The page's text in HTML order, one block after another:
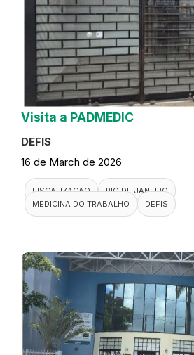
Visita a PADMEDIC
DEFIS
16 de March de 2026
FISCALIZACAO
RIO DE JANEIRO
MEDICINA DO TRABALHO
DEFIS